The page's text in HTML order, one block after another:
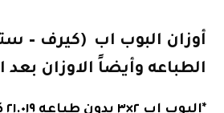
أوزان البوب اب (كيرف –
الطباعه وأيضاً الاوزان بعد